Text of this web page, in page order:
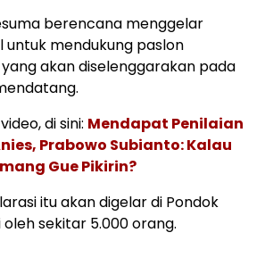
berencana menggelar
untuk mendukung paslon
akan diselenggarakan pada
di sini: Mendapat Penilaian
Prabowo Subianto: Kalau
Gue Pikirin?
itu akan digelar di Pondok
sekitar 5.000 orang.